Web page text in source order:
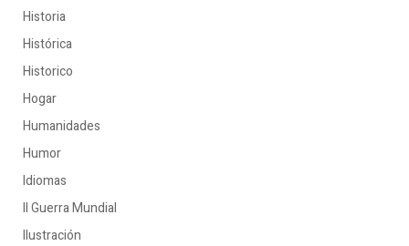
Historia
Histórica
Historico
Hogar
Humanidades
Humor
Idiomas
II Guerra Mundial
Ilustración